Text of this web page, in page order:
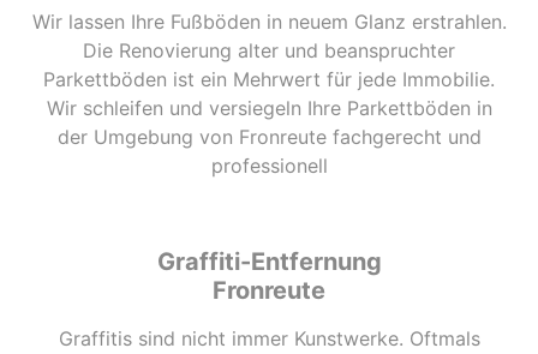
Wir lassen Ihre Fußböden in neuem Glanz erstrahlen.
Die Renovierung alter und beanspruchter
Parkettböden ist ein Mehrwert für jede Immobilie.
Wir schleifen und versiegeln Ihre Parkettböden in
der Umgebung von Fronreute fachgerecht und
professionell
Graffiti-Entfernung
Fronreute
Graffitis sind nicht immer Kunstwerke. Oftmals